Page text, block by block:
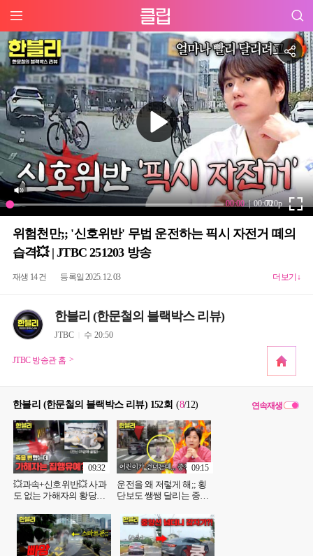
위험천만;; '신호위반' 무법 운전하는 픽시 자전거 떼의
습격💥 | JTBC 251203 방송
재생 14 건 등록일 2025. 12. 03 더보기↓
한블리 (한문철의 블랙박스 리뷰)
JTBC 수 20:50
JTBC 방송관 홈
한블리 (한문철의 블랙박스 리뷰) 152회 (8/12) 연속재생
💥과속+신호위반💥 사과
도 없는 가해자의 황당한
방송
09:32
운전을 왜 저렇게 해;; 횡
단보도 쌩쌩 달리는 중침
251203 방송
09:15